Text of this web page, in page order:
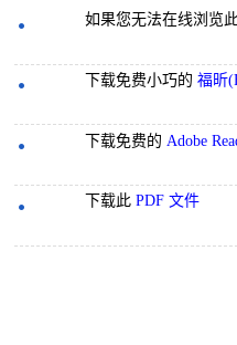
如果您无法在线浏览
下载免费小巧的福昕
下载免费的 Adobe
下载此PDF 文件